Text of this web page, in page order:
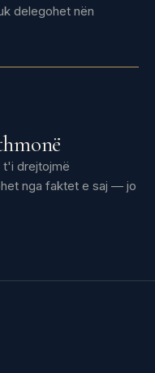
delegohet nën
t'i drejtojmë
nga faktet e saj — jo